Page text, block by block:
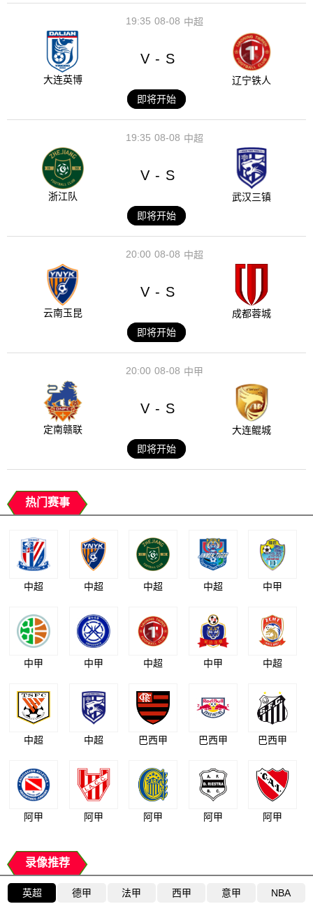
08-08
19:35 中超
大连英博
V - S
辽宁铁人
即将开始
08-08
19:35 中超
浙江队
V - S
武汉三镇
即将开始
08-08
20:00 中超
云南玉昆
V - S
成都蓉城
即将开始
08-08
20:00 中甲
定南赣联
V - S
大连鲲城
即将开始
热门赛事
中超 中超 中超 中超 中甲
中甲 中甲 中超 中甲 中超
中超 中超 巴西甲 巴西甲 巴西甲
阿甲 阿甲 阿甲 阿甲 阿甲
录像推荐
英超 德甲 法甲 西甲 意甲 NBA